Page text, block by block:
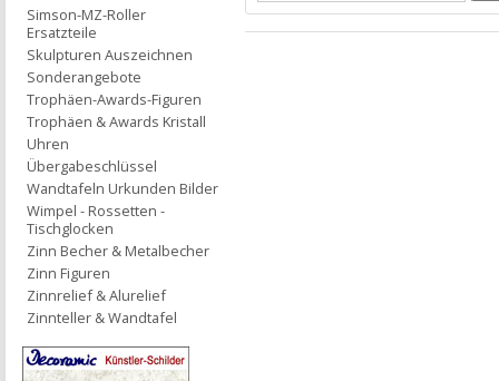
Simson-MZ-Roller
Ersatzteile
Skulpturen Auszeichnen
Sonderangebote
Trophäen-Awards-Figuren
Trophäen & Awards Kristall
Uhren
Übergabeschlüssel
Wandtafeln Urkunden Bilder
Wimpel - Rossetten -
Tischglocken
Zinn Becher & Metalbecher
Zinn Figuren
Zinnrelief & Alurelief
Zinnteller & Wandtafel